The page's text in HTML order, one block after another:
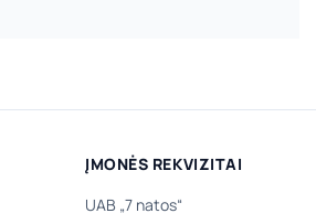
ĮMONĖS REKVIZITAI
UAB „7 natos“